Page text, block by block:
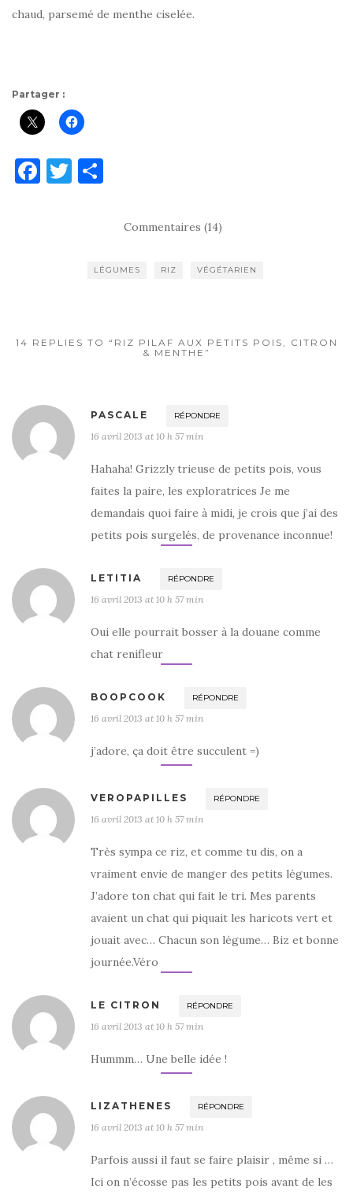
chaud, parsemé de menthe ciselée.
Partager :
F
k
T
ta
er
Commentaires (14)
LÉGUMES RIZ VÉGÉTARIEN
14 REPLIES TO “RIZ PILAF AUX PETITS POIS, CITRON
& MENTHE”
PASCALE RÉPONDRE
16 avril 2013 at 10 h 57 min
Hahaha! Grizzly trieuse de petits pois, vous
faites la paire, les exploratrices Je me
demandais quoi faire à midi, je crois que j’ai des
petits pois surgelés, de provenance inconnue!
LETITIA RÉPONDRE
16 avril 2013 at 10 h 57 min
Oui elle pourrait bosser à la douane comme
chat renifleur
BOOPCOOK RÉPONDRE
16 avril 2013 at 10 h 57 min
j’adore, ça doit être succulent =)
VEROPAPILLES RÉPONDRE
16 avril 2013 at 10 h 57 min
Très sympa ce riz, et comme tu dis, on a
vraiment envie de manger des petits légumes.
J’adore ton chat qui fait le tri. Mes parents
avaient un chat qui piquait les haricots vert et
jouait avec… Chacun son légume… Biz et bonne
journée.Véro
LE CITRON RÉPONDRE
16 avril 2013 at 10 h 57 min
Hummm… Une belle idée !
LIZATHENES RÉPONDRE
16 avril 2013 at 10 h 57 min
Parfois aussi il faut se faire plaisir , même si …
Ici on n’écosse pas les petits pois avant de les